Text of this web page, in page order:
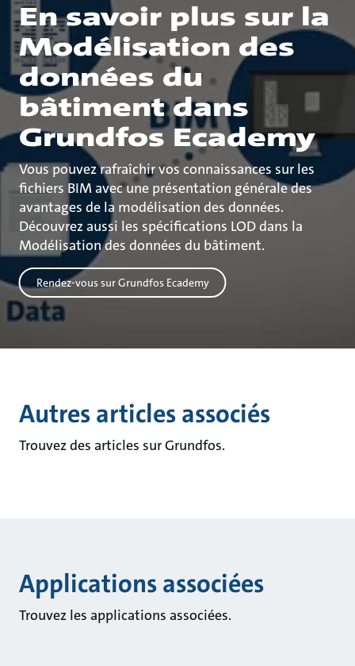
En savoir plus sur la
Modélisation des
données du
bâtiment dans
Grundfos Ecademy
Vous pouvez rafraîchir vos connaissances sur les
fichiers BIM avec une présentation générale des
avantages de la modélisation des données.
Découvrez aussi les spécifications LOD dans la
Modélisation des données du bâtiment.
Rendez-vous sur Grundfos Ecademy
Autres articles associés
Trouvez des articles sur Grundfos.
Applications associées
Trouvez les applications associées.